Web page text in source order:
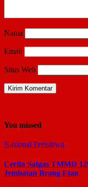
Nama
Email
Situs Web
You missed
Nasional Perisitiwa
Cerita Satgas TMMD
Jembatan Brang Etan